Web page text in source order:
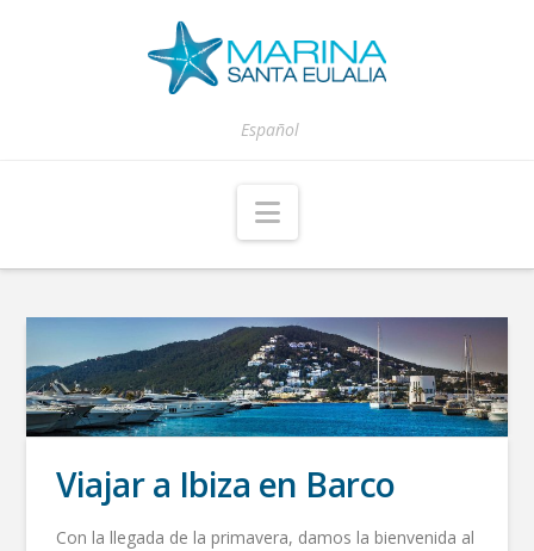
Español
Navigation
Viajar a Ibiza en Barco
Con la llegada de la primavera, damos la bienvenida al